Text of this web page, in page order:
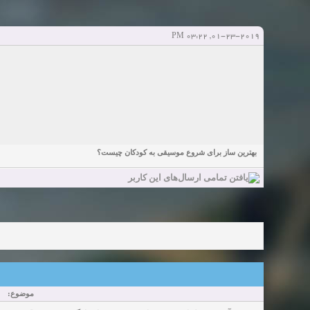
شروع کننده: elmi.alireza70 آخرین ارسال توسط: elmi.alireza70 پاسخ ها:0
Girls in your town for night - Real-life Females
01-23-2019, 03:22 PM
بهترین ساز برای شروع موسیقی به کودکان چیست؟
موضوع: